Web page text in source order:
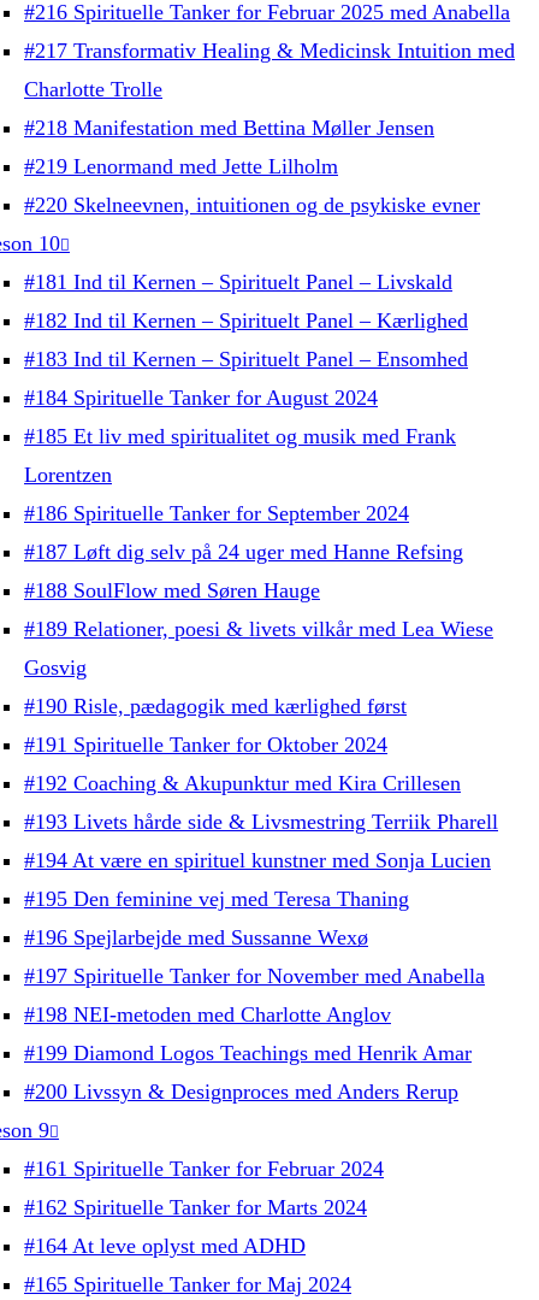
#216 Spirituelle Tanker for Februar 2025 med Anabella
#217 Transformativ Healing & Medicinsk Intuition med
Charlotte Trolle
#218 Manifestation med Bettina Møller Jensen
#219 Lenormand med Jette Lilholm
#220 Skelneevnen, intuitionen og de psykiske evner
10
#181 Ind til Kernen – Spirituelt Panel – Livskald
#182 Ind til Kernen – Spirituelt Panel – Kærlighed
#183 Ind til Kernen – Spirituelt Panel – Ensomhed
#184 Spirituelle Tanker for August 2024
#185 Et liv med spiritualitet og musik med Frank
Lorentzen
#186 Spirituelle Tanker for September 2024
#187 Løft dig selv på 24 uger med Hanne Refsing
#188 SoulFlow med Søren Hauge
#189 Relationer, poesi & livets vilkår med Lea Wiese
Gosvig
#190 Risle, pædagogik med kærlighed først
#191 Spirituelle Tanker for Oktober 2024
#192 Coaching & Akupunktur med Kira Crillesen
#193 Livets hårde side & Livsmestring Terriik Pharell
#194 At være en spirituel kunstner med Sonja Lucien
#195 Den feminine vej med Teresa Thaning
#196 Spejlarbejde med Sussanne Wexø
#197 Spirituelle Tanker for November med Anabella
#198 NEI-metoden med Charlotte Anglov
#199 Diamond Logos Teachings med Henrik Amar
#200 Livssyn & Designproces med Anders Rerup
9
#161 Spirituelle Tanker for Februar 2024
#162 Spirituelle Tanker for Marts 2024
#164 At leve oplyst med ADHD
#165 Spirituelle Tanker for Maj 2024